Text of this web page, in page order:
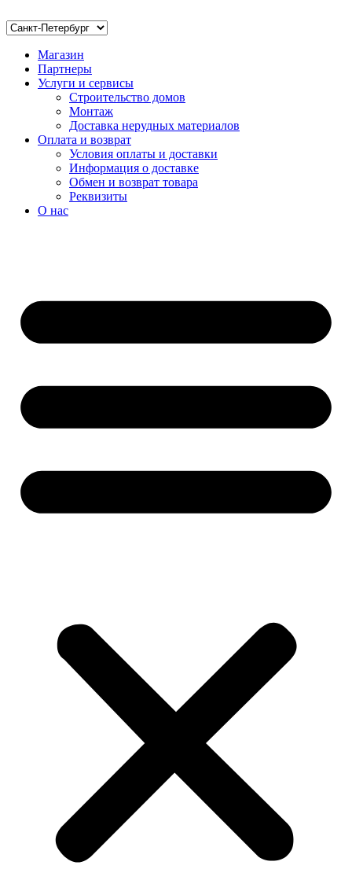
Магазин
Партнеры
Услуги и сервисы
Строительство домов
Монтаж
Доставка нерудных материалов
Оплата и возврат
Условия оплаты и доставки
Информация о доставке
Обмен и возврат товара
Реквизиты
О нас